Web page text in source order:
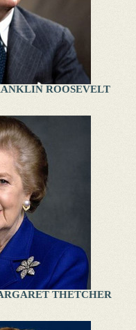
ROOSEVELT
THETCHER